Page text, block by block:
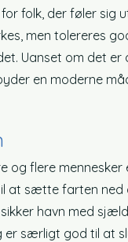
folk, der føler sig
men tolereres
Uanset om det
en moderne
flere mennesker
at sætte farten
havn med
er særligt god til at